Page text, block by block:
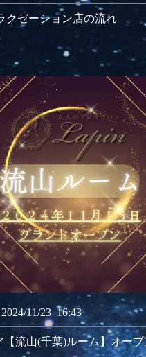
クゼーション店の流れ
2024/11/23 16:43
流山(千葉)ルーム】オー